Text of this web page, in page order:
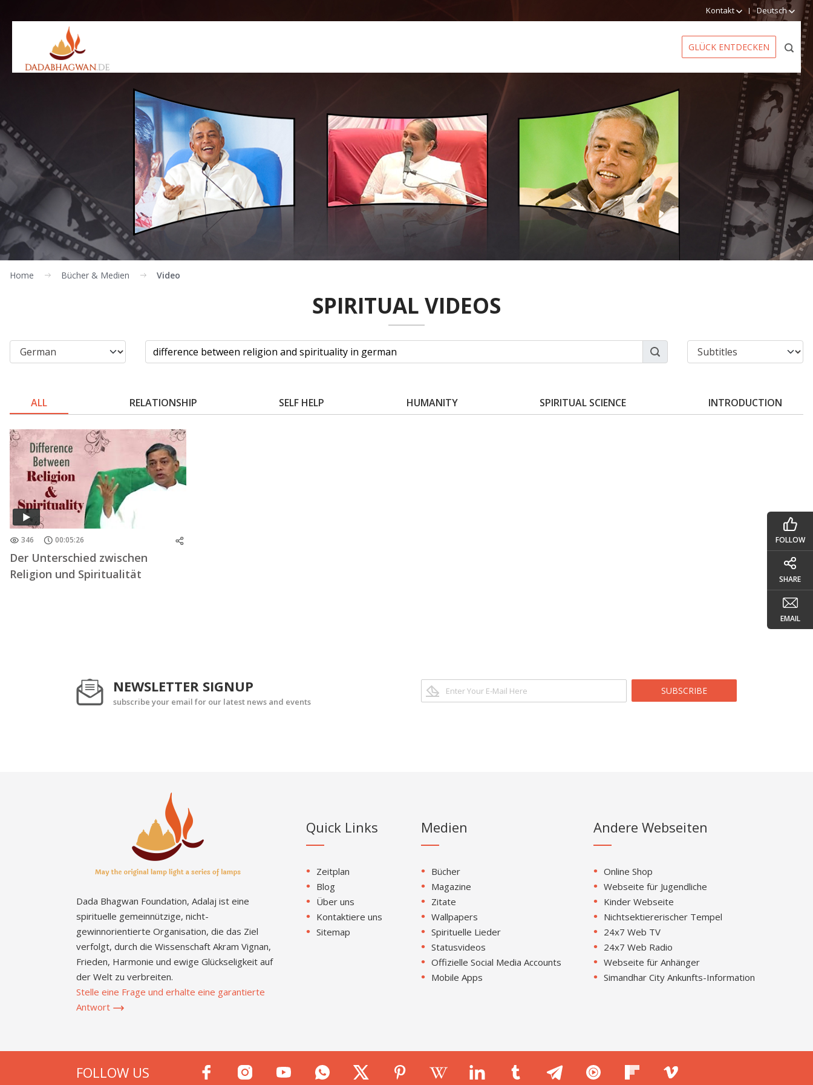
Kontakt Deutsch
GLÜCK ENTDECKEN
Home Bücher & Medien Video
SPIRITUAL VIDEOS
ALL RELATIONSHIP SELF HELP HUMANITY SPIRITUAL SCIENCE INTRODUCTION
346 00:05:26
Der Unterschied zwischen
Religion und Spiritualität
NEWSLETTER SIGNUP
subscribe your email for our latest news and events
SUBSCRIBE
Dada Bhagwan Foundation, Adalaj ist eine
spirituelle gemeinnützige, nicht-
gewinnorientierte Organisation, die das Ziel
verfolgt, durch die Wissenschaft Akram Vignan,
Frieden, Harmonie und ewige Glückseligkeit auf
der Welt zu verbreiten.
Stelle eine Frage und erhalte eine garantierte
Antwort
Quick Links
Zeitplan
Blog
Über uns
Kontaktiere uns
Sitemap
Medien
Bücher
Magazine
Zitate
Wallpapers
Spirituelle Lieder
Statusvideos
Offizielle Social Media Accounts
Mobile Apps
Andere Webseiten
Online Shop
Webseite für Jugendliche
Kinder Webseite
Nichtsektiererischer Tempel
24x7 Web TV
24x7 Web Radio
Webseite für Anhänger
Simandhar City Ankunfts-Information
FOLLOW US
FOLLOW
SHARE
EMAIL